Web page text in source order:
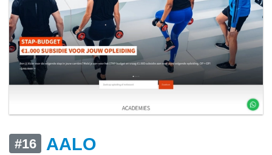
#16 AALO